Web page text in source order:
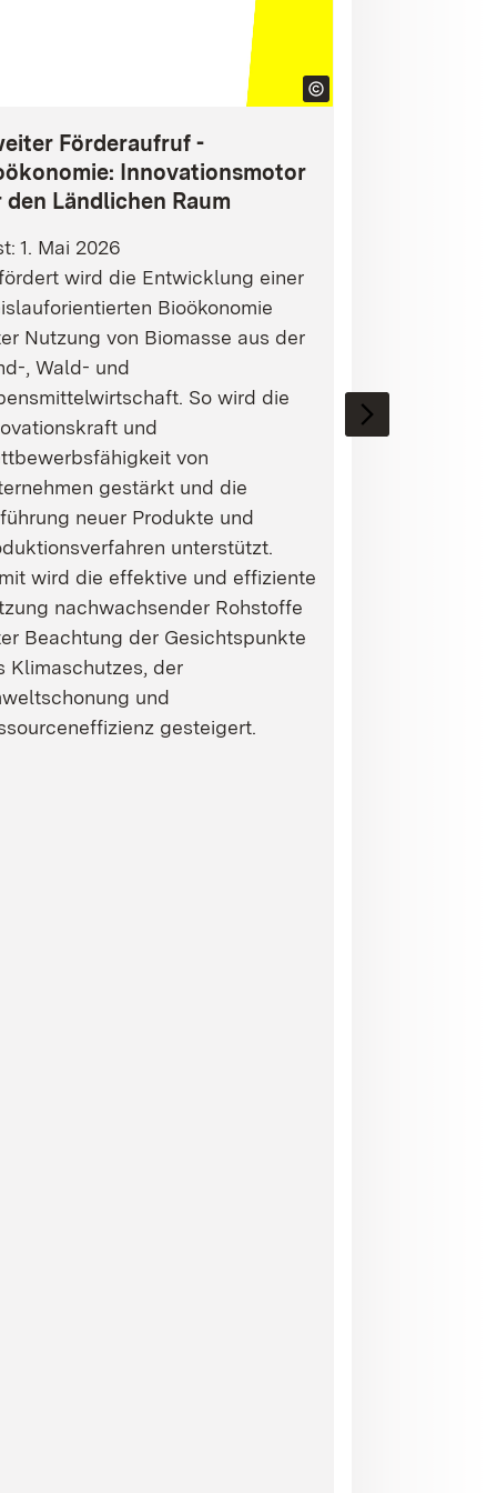
Förderaufruf -
Innovationsmotor
den Ländlichen Raum
1. Mai 2026
wird die Entwicklung einer
Bioökonomie
Nutzung von Biomasse aus der
, Wald- und
So wird die
und
von
gestärkt und die
neuer Produkte und
unterstützt.
wird die effektive und effiziente
nachwachsender Rohstoffe
Beachtung der Gesichtspunkte
Klimaschutzes, der
und
gesteigert.